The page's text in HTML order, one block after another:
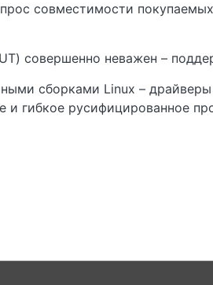
совместимости
совершенно неважен –
сборками Linux –
гибкое русифицированное